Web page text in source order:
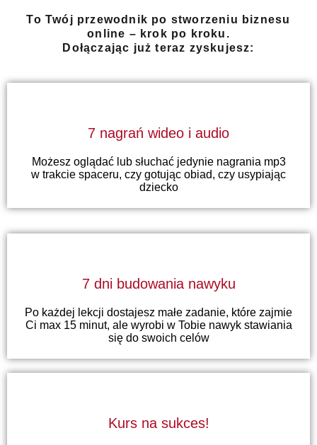
To Twój przewodnik po stworzeniu biznesu
online – krok po kroku.
Dołączając już teraz zyskujesz:
7 nagrań wideo i audio
Możesz oglądać lub słuchać jedynie nagrania mp3
w trakcie spaceru, czy gotując obiad, czy usypiając
dziecko
7 dni budowania nawyku
Po każdej lekcji dostajesz małe zadanie, które zajmie
Ci max 15 minut, ale wyrobi w Tobie nawyk stawiania
się do swoich celów
Kurs na sukces!